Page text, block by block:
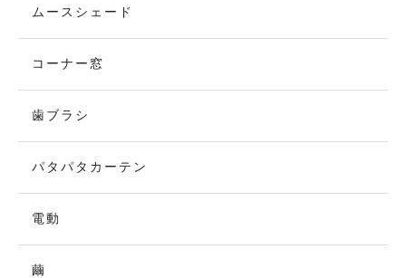
ムースシェード
コーナー窓
歯ブラシ
パタパタカーテン
電動
繭